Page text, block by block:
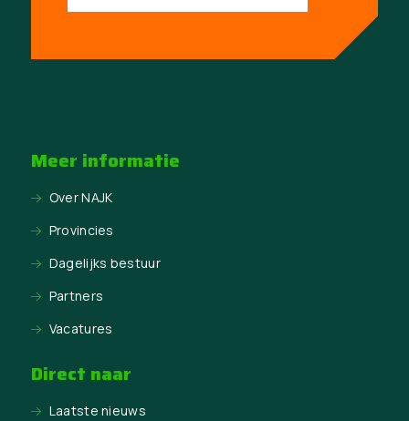
Meer informatie
Over NAJK
Provincies
Dagelijks bestuur
Partners
Vacatures
Direct naar
Laatste nieuws